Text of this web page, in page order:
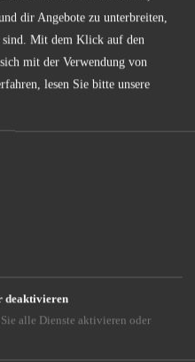
Julian Preuß
dir Angebote zu unterbreiten,
sind. Mit dem Klick auf den
mit der Verwendung von
lesen Sie bitte unsere
deaktivieren
alle Dienste aktivieren oder